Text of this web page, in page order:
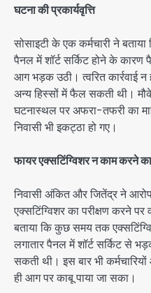
घटना की प्रकार्यवृत्ति
सोसाइटी के एक कर्मचारी ने
पैनल में शॉर्ट सर्किट होने के
आग भड़क उठी। त्वरित कार्रवाई
अन्य हिस्सों में फैल सकती थी।
घटनास्थल पर अफरा-तफरी का
निवासी भी इकट्ठा हो गए।
फायर एक्सटिंग्विशर न काम करने
निवासी अंकित और जितेंद्र ने
एक्सटिंग्विशर का परीक्षण करने
बताया कि कुछ समय तक
लगातार पैनल में शॉर्ट सर्किट से
सकती थी। इस बार भी
ही आग पर काबू पाया जा सका।